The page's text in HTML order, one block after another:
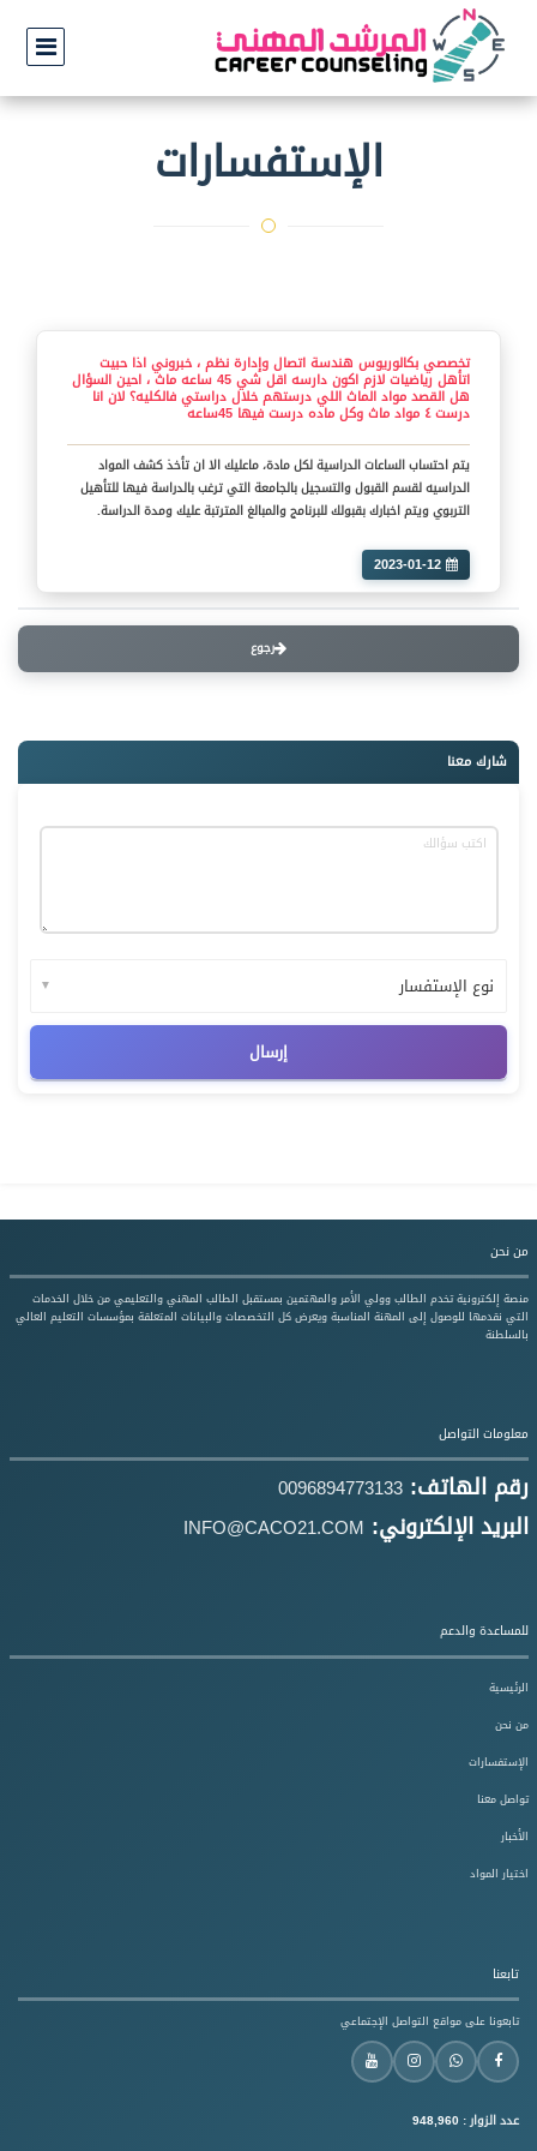
الإستفسارات
تخصصي بكالوريوس هندسة اتصال وإدارة نظم ، خبروني اذا حبيت
اتأهل رياضيات لازم اكون دارسه اقل شي 45 ساعه ماث ، احين السؤال
هل القصد مواد الماث اللي درستهم خلال دراستي فالكليه؟ لان انا
درست ٤ مواد ماث وكل ماده درست فيها 45ساعه
يتم احتساب الساعات الدراسية لكل مادة، ماعليك الا ان تأخذ كشف المواد
الدراسيه لقسم القبول والتسجيل بالجامعة التي ترغب بالدراسة فيها للتأهيل
التربوي ويتم اخبارك بقبولك للبرنامج والمبالغ المترتبة عليك ومدة الدراسة.
رجوع
شارك معنا
▼
من نحن
منصة إلكترونية تخدم الطالب وولي الأمر والمهتمين بمستقبل الطالب المهني والتعليمي من خلال الخدمات
التي نقدمها للوصول إلى المهنة المناسبة ويعرض كل التخصصات والبيانات المتعلقة بمؤسسات التعليم العالي
بالسلطنة
معلومات التواصل
رقم الهاتف:0096894773133
البريد الإلكتروني: INFO@CACO21.COM
للمساعدة والدعم
الرئيسية
من نحن
الإستفسارات
تواصل معنا
الأخبار
اختيار المواد
تابعنا
تابعونا على مواقع التواصل الإجتماعي
عدد الزوار : 948,960